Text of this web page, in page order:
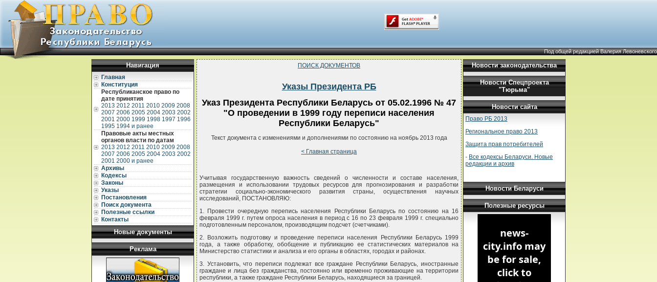
Под общей редакцией Валерия Левоневского
Навигация
Главная
Конституция
Республиканское право по
дате принятия
2013 2012 2011 2010 2009 2008
2007 2006 2005 2004 2003 2002
2001 2000 1999 1998 1997 1996
1995 1994 и ранее
Правовые акты местных
органов власти по датам
2013 2012 2011 2010 2009 2008
2007 2006 2005 2004 2003 2002
2001 2000 и ранее
Архивы
Кодексы
Законы
Указы
Постановления
Поиск документа
Полезные ссылки
Контакты
Новые документы
Реклама
ПОИСК ДОКУМЕНТОВ
Указы Президента РБ
Указ Президента Республики Беларусь от 05.02.1996 № 47
"О проведении в 1999 году переписи населения
Республики Беларусь"
Текст документа с изменениями и дополнениями по состоянию на ноябрь 2013 года
< Главная страница
Учитывая государственную важность сведений о численности и составе населения,
размещения и использовании трудовых ресурсов для прогнозирования и разработки
стратегии социально-экономического развития страны, осуществления научных
исследований, ПОСТАНОВЛЯЮ:
1. Провести очередную перепись населения Республики Беларусь по состоянию на 16
февраля 1999 г. путем опроса населения в период с 16 по 23 февраля 1999 г. специально
подготовленным персоналом, производящим подсчет (счетчиками).
2. Возложить подготовку и проведение переписи населения Республики Беларусь 1999
года, а также обработку, обобщение и публикацию ее статистических материалов на
Министерство статистики и анализа и его органы в областях, городах и районах.
3. Установить, что переписи подлежат все граждане Республики Беларусь, иностранные
граждане и лица без гражданства, постоянно или временно проживающие на территории
республики, а также граждане Республики Беларусь, находящиеся за границей.
Новости законодательства
Новости Спецпроекта
"Тюрьма"
Новости сайта
Право РБ 2013
Региональное право 2013
Защита прав потребителей
- Все кодексы Беларуси. Новые
редакции и архив
Новости Беларуси
Полезные ресурсы